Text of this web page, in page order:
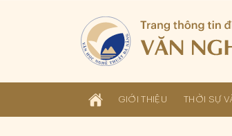
GIỚI THIỆU THỜI SỰ